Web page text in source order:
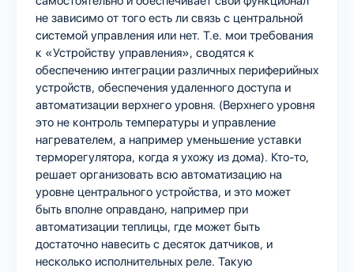
не зависимо от того есть ли связь с центральной
системой управления или нет. Т.е. мои требования
к «Устройству управления», сводятся к
обеспечению интеграции различных периферийных
устройств, обеспечения удаленного доступа и
автоматизации верхнего уровня. (Верхнего уровня
это не контроль температуры и управление
нагревателем, а например уменьшение уставки
терморегулятора, когда я ухожу из дома). Кто-то,
решает организовать всю автоматизацию на
уровне центрального устройства, и это может
быть вполне оправдано, например при
автоматизации теплицы, где может быть
достаточно навесить с десяток датчиков, и
несколько исполнительных реле. Такую